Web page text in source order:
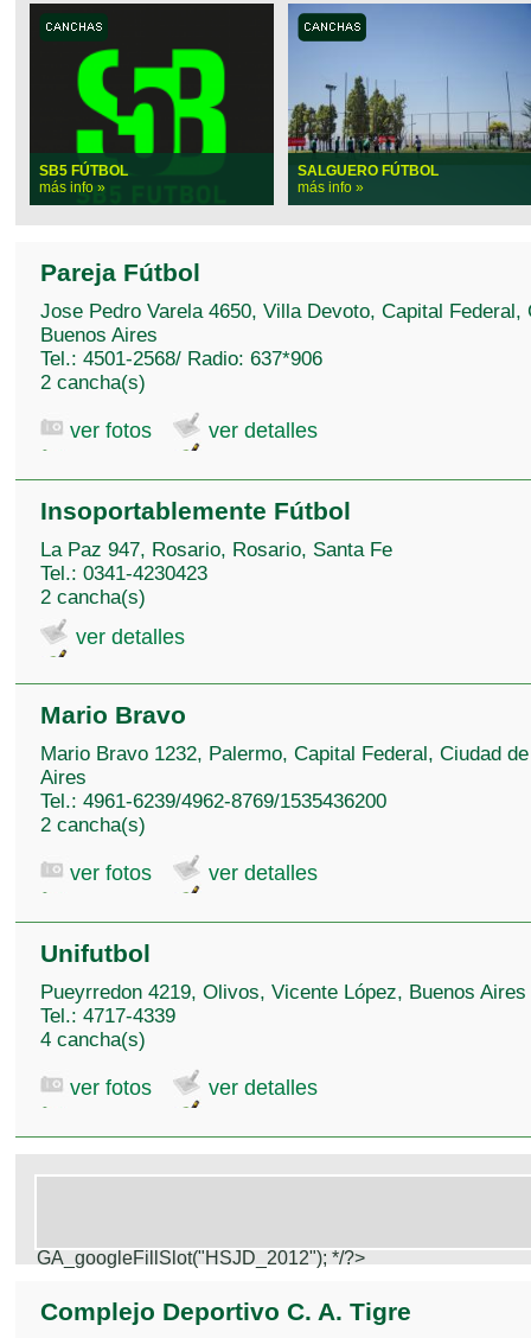
SB5 FÚTBOL
más info »
SALGUERO FÚTBOL
más info »
Pareja Fútbol
Jose Pedro Varela 4650, Villa Devoto, Capital Federal,
Buenos Aires
Tel.: 4501-2568/ Radio: 637*906
2 cancha(s)
ver fotos ver detalles
Insoportablemente Fútbol
La Paz 947, Rosario, Rosario, Santa Fe
Tel.: 0341-4230423
2 cancha(s)
ver detalles
Mario Bravo
Mario Bravo 1232, Palermo, Capital Federal, Ciudad
Aires
Tel.: 4961-6239/4962-8769/1535436200
2 cancha(s)
ver fotos ver detalles
Unifutbol
Pueyrredon 4219, Olivos, Vicente López, Buenos Aires
Tel.: 4717-4339
4 cancha(s)
ver fotos ver detalles
GA_googleFillSlot("HSJD_2012"); */?>
Complejo Deportivo C. A. Tigre